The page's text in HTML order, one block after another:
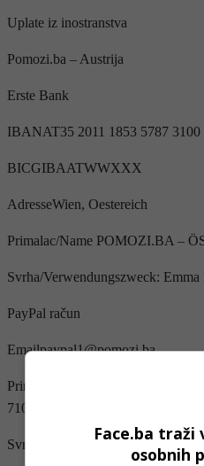
Uplate iz inostranstva
Pomozi.ba – Austrija
Erste Bank
IBANAT35 2011 1853 5787 3100
BICGIBAATWWXXX
AdresseWien, Oestereich
Primalac/Name POMOZI.BA –
Svrha/Verwendungszweck: Emma
PayPal račun
Emailpaypal1@pomozi.ba
Primalac: Udruženje Pomozi.ba,
71000 Sarajevo
Svrha plaćanja: Emma Mešanović
Face.ba traži
osobnih